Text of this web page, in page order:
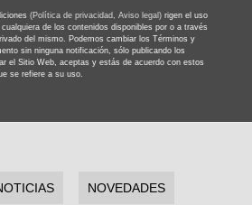
(Política de privacidad, Aviso legal) rigen el uso
de los contenidos disponibles por o a través
del mismo. Podemos cambiar los Términos y
sin ninguna notificación, sólo publicando los
el Sitio Web, aceptas y estás de acuerdo con estos
se refiere a su uso.
NOVEDADES